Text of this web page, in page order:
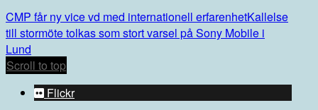
CMP får ny vice vd med internationell erfarenhetKallelse
till stormöte tolkas som stort varsel på Sony Mobile i
Lund
Scroll to top
Flickr